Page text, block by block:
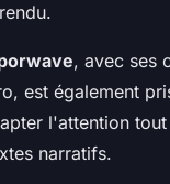
, avec ses
est également
l'attention
narratifs.